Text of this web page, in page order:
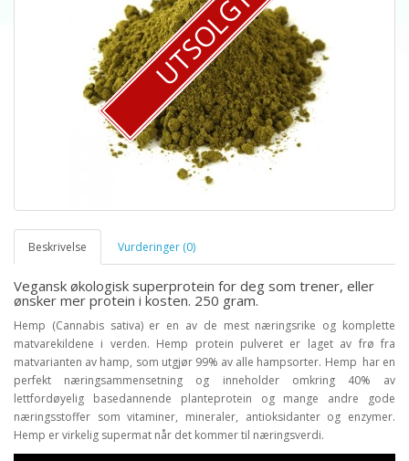
UTSOLGT
Beskrivelse Vurderinger (0)
Vegansk økologisk superprotein for deg som trener, eller
ønsker mer protein i kosten. 250 gram.
Hemp (Cannabis sativa) er en av de mest næringsrike og komplette
matvarekildene i verden. Hemp protein pulveret er laget av frø fra
matvarianten av hamp, som utgjør 99% av alle hampsorter. Hemp har en
perfekt næringsammensetning og inneholder omkring 40% av
lettfordøyelig basedannende planteprotein og mange andre gode
næringsstoffer som vitaminer, mineraler, antioksidanter og enzymer.
Hemp er virkelig supermat når det kommer til næringsverdi.